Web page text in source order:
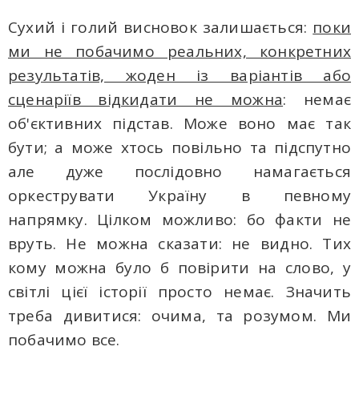
Сухий і голий висновок залишається: поки
ми не побачимо реальних, конкретних
результатів, жоден із варіантів aбo
сценаріїв відкидати не можна: немає
об'єктивних підстав. Може воно має так
бути; а може хтось повільно тa підспутно
але дуже послідовно намагається
оркеструвати Україну в певному
напрямку. Цілком можливо: бо факти не
вруть. Не можна сказати: не видно. Тих
кому можна було б повірити на слово, у
світлі цієї історії просто немає. Значить
треба дивитися: очима, тa розумом. Ми
побачимо все.